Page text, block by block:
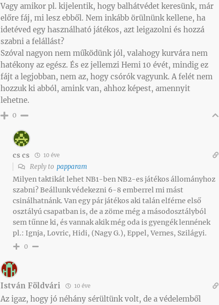
Vagy amikor pl. kijelentik, hogy balhátvédet keresünk, már
előre fáj, mi lesz ebből. Nem inkább örülnünk kellene, ha
idetéved egy használható játékos, azt leigazolni és hozzá
szabni a felállást?
Szóval nagyon nem működünk jól, valahogy kurvára nem
hatékony az egész. És ez jellemzi Hemi 10 évét, mindig ez
fájt a legjobban, nem az, hogy csórók vagyunk. A felét nem
hozzuk ki abból, amink van, ahhoz képest, amennyit
lehetne.
0
cs cs 10 éve
Reply to papparam
Milyen taktikát lehet NB1-ben NB2-es játékos állományhoz
szabni? Beállunk védekezni 6-8 emberrel mi mást
csinálhatnánk. Van egy pár játékos aki talán elférne első
osztályú csapatban is, de a zöme még a másodosztályból
sem tűnne ki, és vannak akik még oda is gyengék lennének
pl.: Ignja, Lovric, Hidi, (Nagy G.), Eppel, Vernes, Szilágyi.
0
István Földvári 10 éve
Az igaz, hogy jó néhány sérültünk volt, de a védelemből